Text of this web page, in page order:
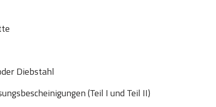
Diebstahl
(Teil I und Teil II)